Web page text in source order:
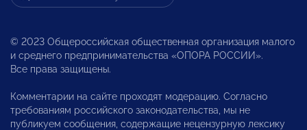
© 2023 Общероссийская общественная организация малого
и среднего предпринимательства «ОПОРА РОССИИ».
Все права защищены.
Комментарии на сайте проходят модерацию. Согласно
требованиям российского законодательства, мы не
публикуем сообщения, содержащие нецензурную лексику